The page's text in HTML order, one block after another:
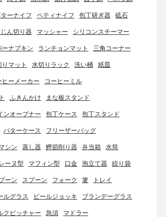
ーナイフ ペティナイフ 包丁研ぎ器 砥石
ん切り器 マッシャー シリコンスチーマー
ーナプキン ランチョンマット 三角コーナー
りマット 水切りラック 洗い桶 紙皿
ヒーメーカー コーヒーミル
ふきんかけ まな板スタンド
ンオープナー 包丁ケース 包丁スタンド
バターケース フリーザーバッグ
シン 蒸し器 鰹節削り器 弁当箱 水筒
ーヌ型 マフィン型 口金 泡立て器 絞り袋
ーン スプーン フォーク 箸 トレイ
ルグラス ビールジョッキ ブランデーグラス
クピッチャー 急須 マドラー